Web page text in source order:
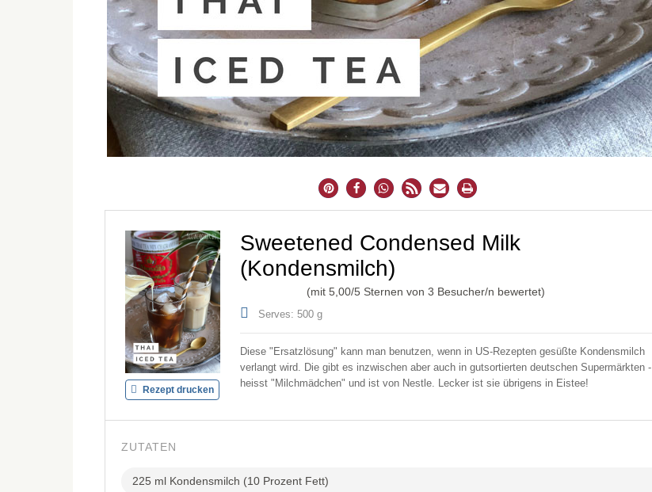
Rezept drucken
Sweetened Condensed Milk
(Kondensmilch)
(mit 5,00/5 Sternen von 3 Besucher/n bewertet)
Serves: 500 g
Diese "Ersatzlösung" kann man benutzen, wenn in US-Rezepten gesüßte Kondensmilch
verlangt wird. Die gibt es inzwischen aber auch in gutsortierten deutschen Supermärkten -
heisst "Milchmädchen" und ist von Nestle. Lecker ist sie übrigens in Eistee!
ZUTATEN
225 ml Kondensmilch (10 Prozent Fett)